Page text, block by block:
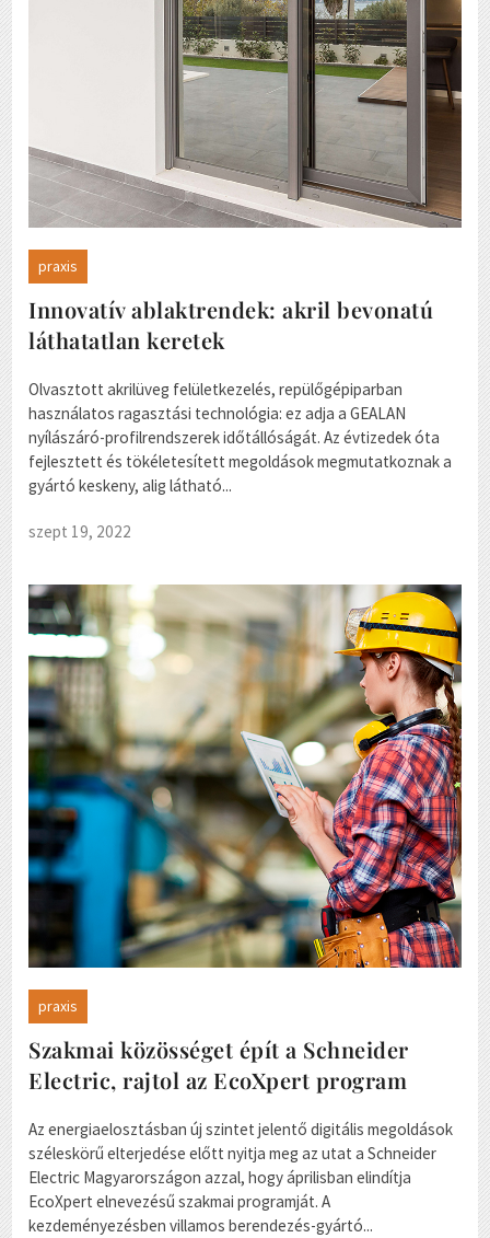
praxis
Innovatív ablaktrendek: akril bevonatú
láthatatlan keretek
Olvasztott akrilüveg felületkezelés, repülőgépiparban
használatos ragasztási technológia: ez adja a GEALAN
nyílászáró-profilrendszerek időtállóságát. Az évtizedek óta
fejlesztett és tökéletesített megoldások megmutatkoznak a
gyártó keskeny, alig látható...
szept 19, 2022
praxis
Szakmai közösséget épít a Schneider
Electric, rajtol az EcoXpert program
Az energiaelosztásban új szintet jelentő digitális megoldások
széleskörű elterjedése előtt nyitja meg az utat a Schneider
Electric Magyarországon azzal, hogy áprilisban elindítja
EcoXpert elnevezésű szakmai programját. A
kezdeményezésben villamos berendezés-gyártó...